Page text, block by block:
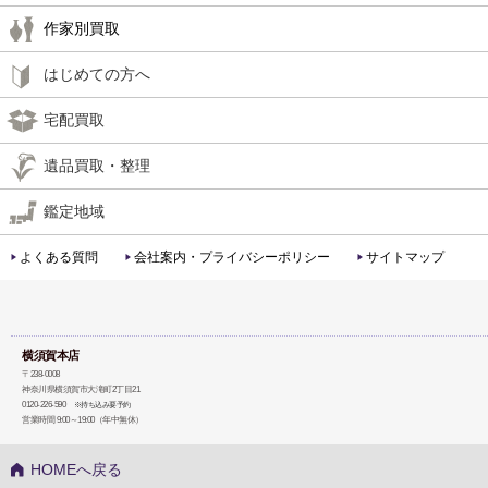
作家別買取
はじめての方へ
宅配買取
遺品買取・整理
鑑定地域
よくある質問 会社案内・プライバシーポリシー サイトマップ
横須賀本店
〒238-0008
神奈川県横須賀市大滝町2丁目21
0120-226-590
※持ち込み要予約
営業時間 9:00～19:00（年中無休）
HOMEへ戻る